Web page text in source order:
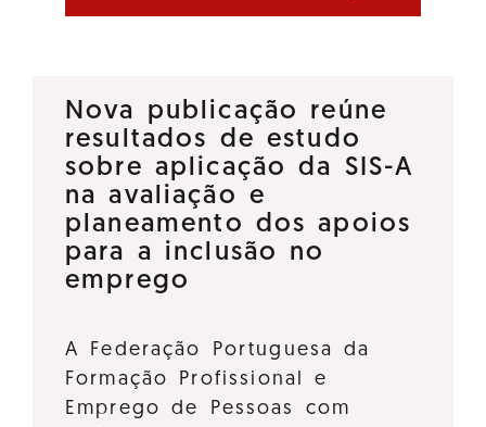
Nova publicação reúne
resultados de estudo
sobre aplicação da SIS-A
na avaliação e
planeamento dos apoios
para a inclusão no
emprego
A Federação Portuguesa da
Formação Profissional e
Emprego de Pessoas com